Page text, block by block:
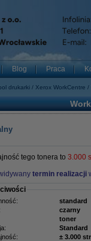
Blog Praca
drukarki Xerox WorkCentre
tego tonera to 3.000
termin realizacji
standard
czarny
toner
Standard
± 3.000